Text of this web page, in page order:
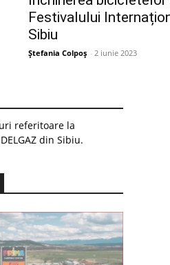
Festivalului
Sibiu
Ștefania Colpoș - 2 iunie 2023
referitoare la
din Sibiu.